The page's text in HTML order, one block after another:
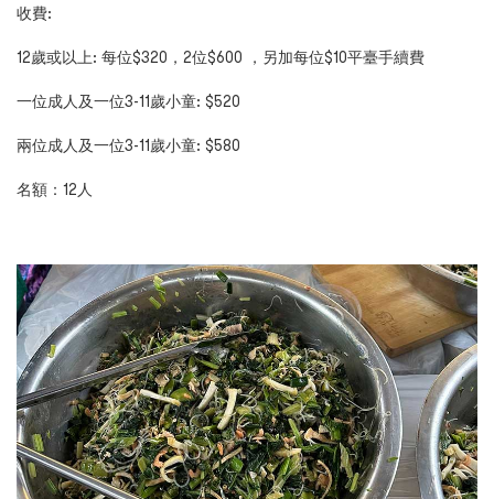
收費:
12歲或以上: 每位$320，2位$600 ，另加每位$10平臺手續費
一位成人及一位3-11歲小童: $520
兩位成人及一位3-11歲小童: $580
名額： 12人